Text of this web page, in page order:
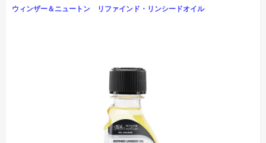
ウィンザー＆ニュートン リファインド・リンシードオイル